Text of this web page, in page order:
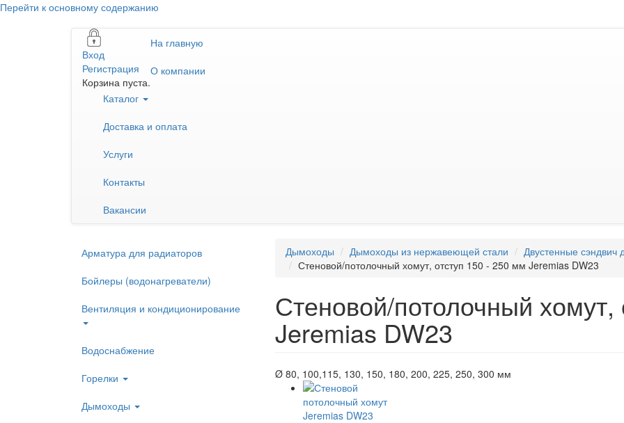
Перейти к основному содержанию
Вход
Регистрация
Корзина пуста.
На главную
О компании
Каталог
Доставка и оплата
Услуги
Контакты
Вакансии
Арматура для радиаторов
Бойлеры (водонагреватели)
Вентиляция и кондиционирование
Водоснабжение
Горелки
Дымоходы
Дымоходы Дымоходы из нержавеющей стали
Двустенные
Стеновой/потолочный хомут, отступ 150 - 250 мм Jeremias DW23
Стеновой/потолочный
Jeremias DW23
Ø 80, 100,115, 130, 150, 180, 200, 225, 250, 300 мм